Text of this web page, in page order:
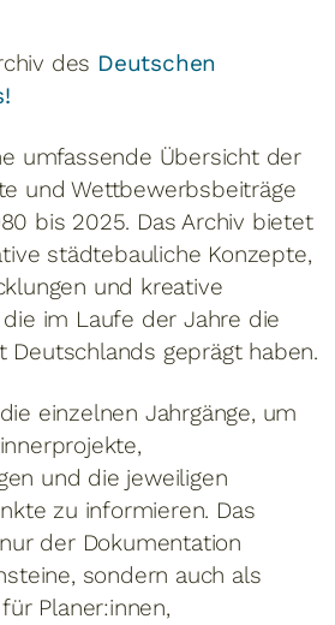
des Deutschen
!
umfassende Übersicht der
und Wettbewerbsbeiträge
bis 2025. Das Archiv bietet
städtebauliche Konzepte,
und kreative
im Laufe der Jahre die
Deutschlands geprägt haben.
einzelnen Jahrgänge, um
und die jeweiligen
zu informieren. Das
der Dokumentation
sondern auch als
Planer:innen,